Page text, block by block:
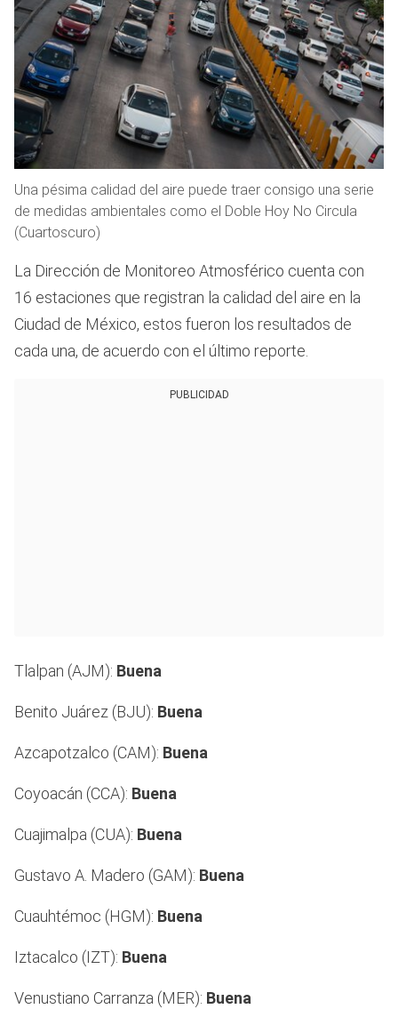
Una pésima calidad del aire puede traer consigo una serie
de medidas ambientales como el Doble Hoy No Circula
(Cuartoscuro)
La Dirección de Monitoreo Atmosférico cuenta con
16 estaciones que registran la calidad del aire en la
Ciudad de México, estos fueron los resultados de
cada una, de acuerdo con el último reporte.
PUBLICIDAD
Tlalpan (AJM): Buena
Benito Juárez (BJU): Buena
Azcapotzalco (CAM): Buena
Coyoacán (CCA): Buena
Cuajimalpa (CUA): Buena
Gustavo A. Madero (GAM): Buena
Cuauhtémoc (HGM): Buena
Iztacalco (IZT): Buena
Venustiano Carranza (MER): Buena